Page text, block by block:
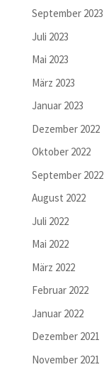
September 2023
Juli 2023
Mai 2023
März 2023
Januar 2023
Dezember 2022
Oktober 2022
September 2022
August 2022
Juli 2022
Mai 2022
März 2022
Februar 2022
Januar 2022
Dezember 2021
November 2021